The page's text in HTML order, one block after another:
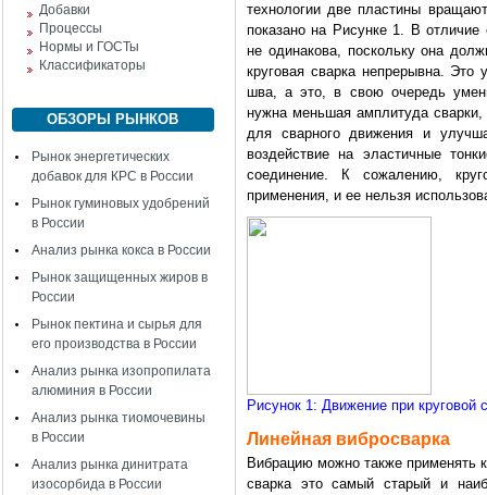
Добавки
Процессы
Нормы и ГОСТы
Классификаторы
ОБЗОРЫ РЫНКОВ
Рынок энергетических
добавок для КРС в России
Рынок гуминовых удобрений
в России
Анализ рынка кокса в России
Рынок защищенных жиров в
России
Рынок пектина и сырья для
его производства в России
Анализ рынка изопропилата
алюминия в России
Анализ рынка тиомочевины
в России
Анализ рынка динитрата
изосорбида в России
технологии две пластины
показано на Рисунке 1. В отличие
не одинакова, поскольку она
круговая сварка непрерывна.
шва, а это, в свою очередь
нужна меньшая амплитуда
для сварного движения и
воздействие на эластичные
соединение. К сожалению,
применения, и ее нельзя
Рисунок 1: Движение при круговой
Линейная вибросварка
Вибрацию можно также применять
сварка это самый старый и